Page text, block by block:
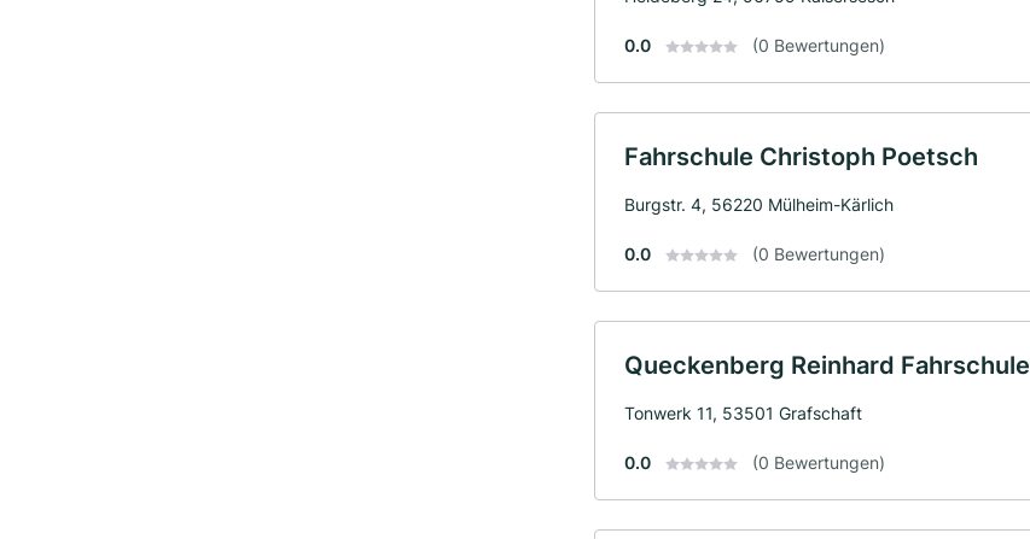
0.0 (0 Bewertungen)
Fahrschule Christoph Poetsch
Burgstr. 4, 56220 Mülheim-Kärlich
0.0 (0 Bewertungen)
Queckenberg Reinhard Fahrschule
Tonwerk 11, 53501 Grafschaft
0.0 (0 Bewertungen)